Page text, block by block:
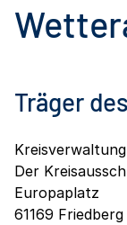
Träger
Der
Europaplatz
61169 Friedberg